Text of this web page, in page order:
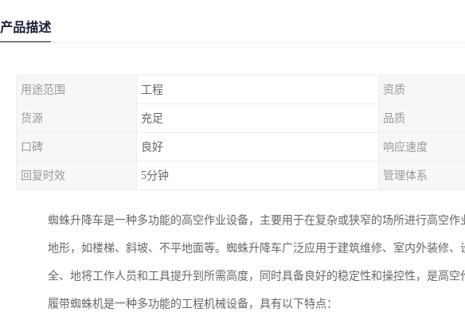
产品描述
用途范围 工程 资质
货源 充足 品质
口碑 良好 响应速度
回复时效 5分钟 管理体系
蜘蛛升降车是一种多功能的高空作业设备，主要用于在复杂或狭窄的场所进行高空
地形，如楼梯、斜坡、不平地面等。蜘蛛升降车广泛应用于建筑维修、室内外装修
全、地将工作人员和工具提升到所需高度，同时具备良好的稳定性和操控性，是高空
履带蜘蛛机是一种多功能的工程机械设备，具有以下特点：